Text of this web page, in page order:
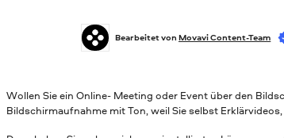
Bearbeitet von Movavi Content-Team
Wollen Sie ein Online- Meeting oder Event über den
Bildschirmaufnahme mit Ton, weil Sie selbst